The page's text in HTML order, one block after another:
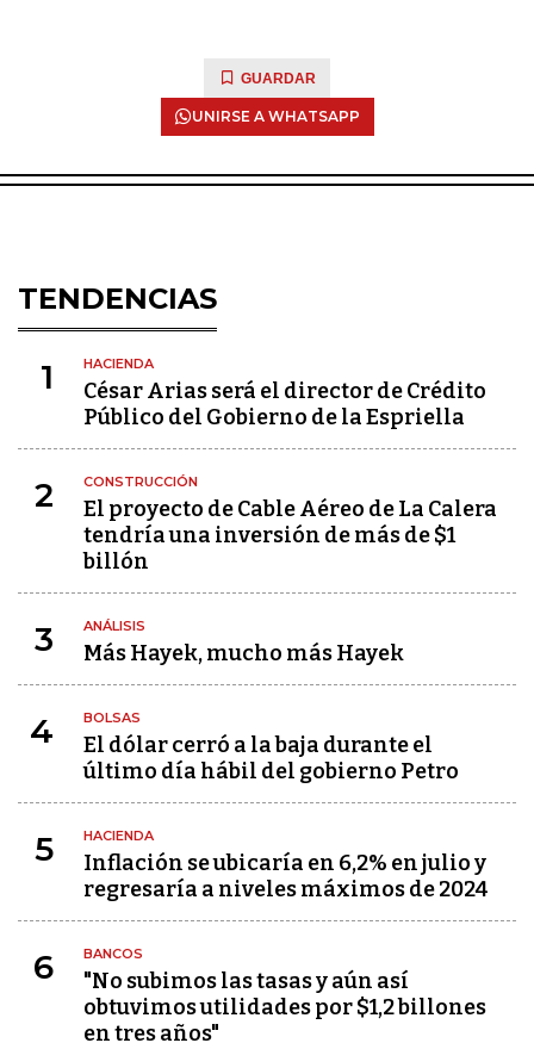
GUARDAR
UNIRSE A WHATSAPP
TENDENCIAS
1 HACIENDA
César Arias será el director de Crédito
Público del Gobierno de la Espriella
2 CONSTRUCCIÓN
El proyecto de Cable Aéreo de La Calera
tendría una inversión de más de $1
billón
3 ANÁLISIS
Más Hayek, mucho más Hayek
4 BOLSAS
El dólar cerró a la baja durante el
último día hábil del gobierno Petro
5 HACIENDA
Inflación se ubicaría en 6,2% en julio y
regresaría a niveles máximos de 2024
6 BANCOS
"No subimos las tasas y aún así
obtuvimos utilidades por $1,2 billones
en tres años"